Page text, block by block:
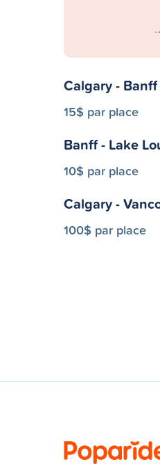
Calgary - Banff
15$ par place
Banff - Lake
10$ par place
Calgary -
100$ par place